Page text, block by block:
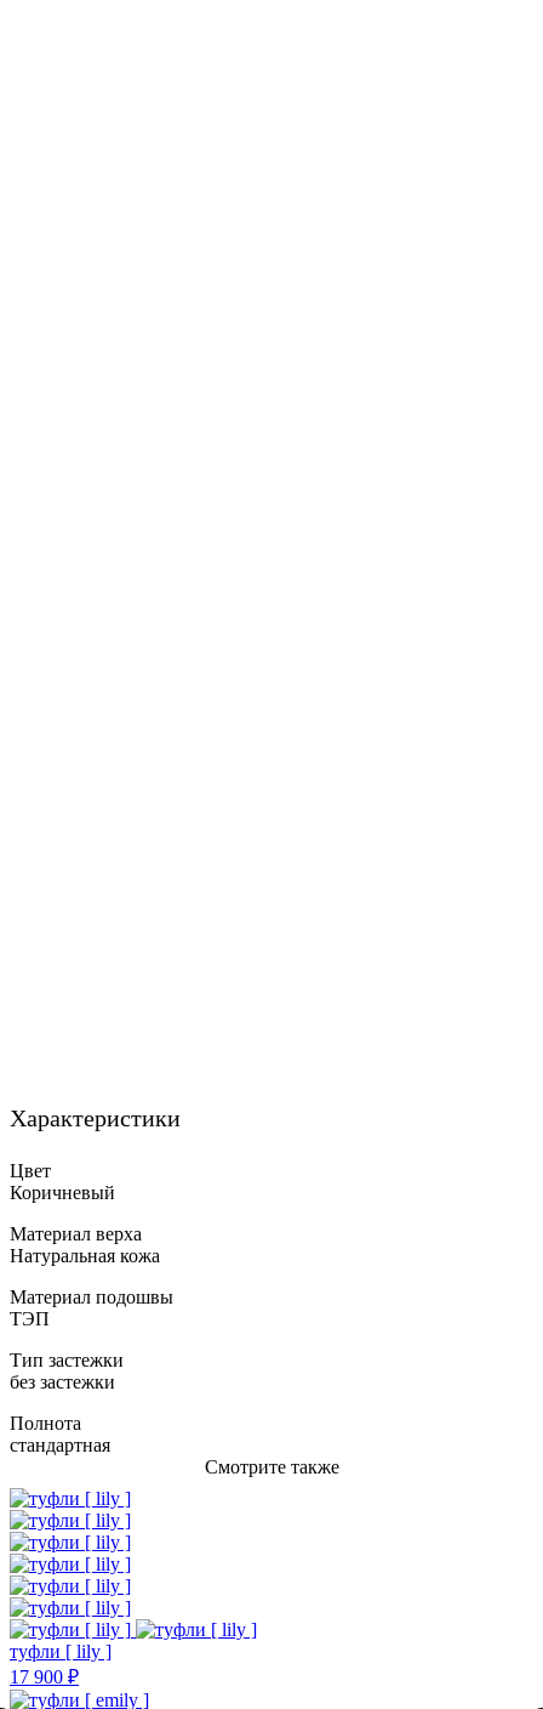
Характеристики
Цвет
Коричневый
Материал верха
Натуральная кожа
Материал подошвы
ТЭП
Тип застежки
без застежки
Полнота
стандартная
Смотрите также
туфли [ lily ]
17 900 ₽